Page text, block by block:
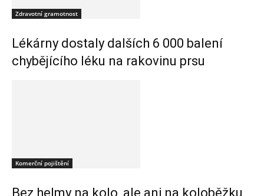
Zdravotní gramotnost
Lékárny dostaly dalších 6 000 balení
chybějícího léku na rakovinu prsu
Komerční pojištění
Bez helmy na kolo, ale ani na koloběžku